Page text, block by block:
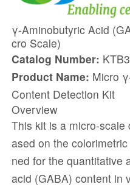
γ-Aminobutyric Acid
cro Scale)
Catalog Number:
Product Name: Micro
Content Detection Kit
Overview
This kit is a micro-
ased on the
ned for the quantitative
acid (GABA) content in